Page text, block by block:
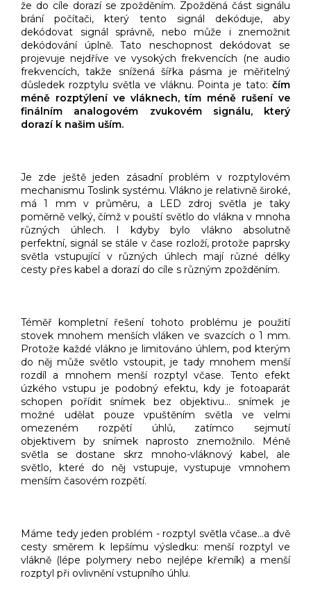
že do cíle dorazí se zpožděním. Zpožděná část signálu
brání počítači, který tento signál dekóduje, aby
dekódovat signál správně, nebo může i znemožnit
dekódování úplně. Tato neschopnost dekódovat se
projevuje nejdříve ve vysokých frekvencích (ne audio
frekvencích, takže snížená šířka pásma je měřitelný
důsledek rozptylu světla ve vláknu. Pointa je tato: čím
méně rozptýlení ve vláknech, tím méně rušení ve
finálním analogovém zvukovém signálu, který
dorazí k našim uším.
Je zde ještě jeden zásadní problém v rozptylovém
mechanismu Toslink systému. Vlákno je relativně široké,
má 1 mm v průměru, a LED zdroj světla je taky
poměrně velký, čímž v pouští světlo do vlákna v mnoha
různých úhlech. I kdyby bylo vlákno absolutně
perfektní, signál se stále v čase rozloží, protože paprsky
světla vstupující v různých úhlech mají různé délky
cesty přes kabel a dorazí do cíle s různým zpožděním.
Téměř kompletní řešení tohoto problému je použití
stovek mnohem menších vláken ve svazcích o 1 mm.
Protože každé vlákno je limitováno úhlem, pod kterým
do něj může světlo vstoupit, je tady mnohem menší
rozdíl a mnohem menší rozptyl včase. Tento efekt
úzkého vstupu je podobný efektu, kdy je fotoaparát
schopen pořídit snímek bez objektivu… snímek je
možné udělat pouze vpuštěním světla ve velmi
omezeném rozpětí úhlů, zatímco sejmutí
objektivem by snímek naprosto znemožnilo. Méně
světla se dostane skrz mnoho-vláknový kabel, ale
světlo, které do něj vstupuje, vystupuje vmnohem
menším časovém rozpětí.
Máme tedy jeden problém - rozptyl světla včase…a dvě
cesty směrem k lepšímu výsledku: menší rozptyl ve
vlákně (lépe polymery nebo nejlépe křemík) a menší
rozptyl při ovlivnění vstupního úhlu.